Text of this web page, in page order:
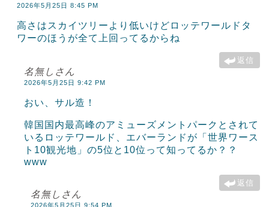
2026年5月25日 8:45 PM
高さはスカイツリーより低いけどロッテワールドタ
ワーのほうが全て上回ってるからね
返信
名無しさん
2026年5月25日 9:42 PM
おい、サル造！
韓国国内最高峰のアミューズメントパークとされて
いるロッテワールド、エバーランドが「世界ワース
ト10観光地」の5位と10位って知ってるか？？
www
返信
名無しさん
2026年5月25日 9:54 PM